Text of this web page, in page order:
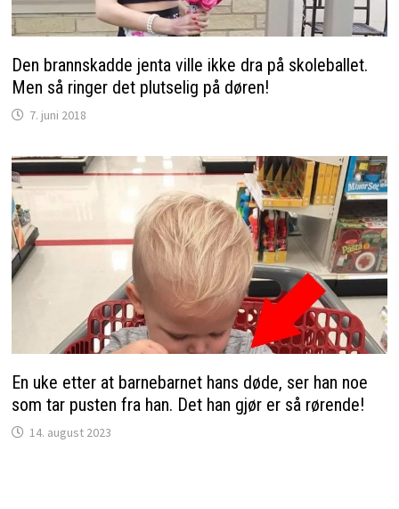
Den brannskadde jenta ville ikke dra på skoleballet.
Men så ringer det plutselig på døren!
7. juni 2018
En uke etter at barnebarnet hans døde, ser han noe
som tar pusten fra han. Det han gjør er så rørende!
14. august 2023